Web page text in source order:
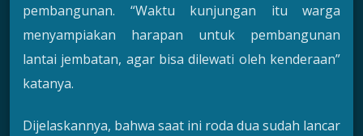
pembangunan. “Waktu kunjungan itu warga
menyampiakan harapan untuk pembangunan
lantai jembatan, agar bisa dilewati oleh kenderaan”
katanya.
Dijelaskannya, bahwa saat ini roda dua sudah lancar